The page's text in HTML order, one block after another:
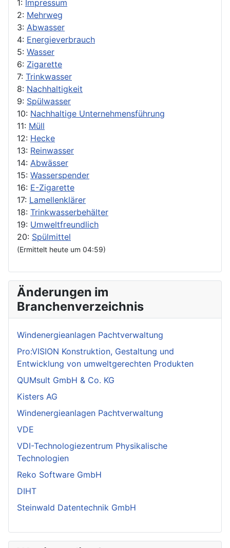
1: Impressum
2: Mehrweg
3: Abwasser
4: Energieverbrauch
5: Wasser
6: Zigarette
7: Trinkwasser
8: Nachhaltigkeit
9: Spülwasser
10: Nachhaltige Unternehmensführung
11: Müll
12: Hecke
13: Reinwasser
14: Abwässer
15: Wasserspender
16: E-Zigarette
17: Lamellenklärer
18: Trinkwasserbehälter
19: Umweltfreundlich
20: Spülmittel
(Ermittelt heute um 04:59)
Änderungen im
Branchenverzeichnis
Windenergieanlagen Pachtverwaltung
Pro:VISION Konstruktion, Gestaltung und
Entwicklung von umweltgerechten Produkten
QUMsult GmbH & Co. KG
Kisters AG
Windenergieanlagen Pachtverwaltung
VDE
VDI-Technologiezentrum Physikalische
Technologien
Reko Software GmbH
DIHT
Steinwald Datentechnik GmbH